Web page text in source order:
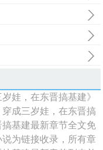
娃，在东晋搞基建》
成三岁娃，在东晋搞
基建最新章节全文免
为链接收录，所有章